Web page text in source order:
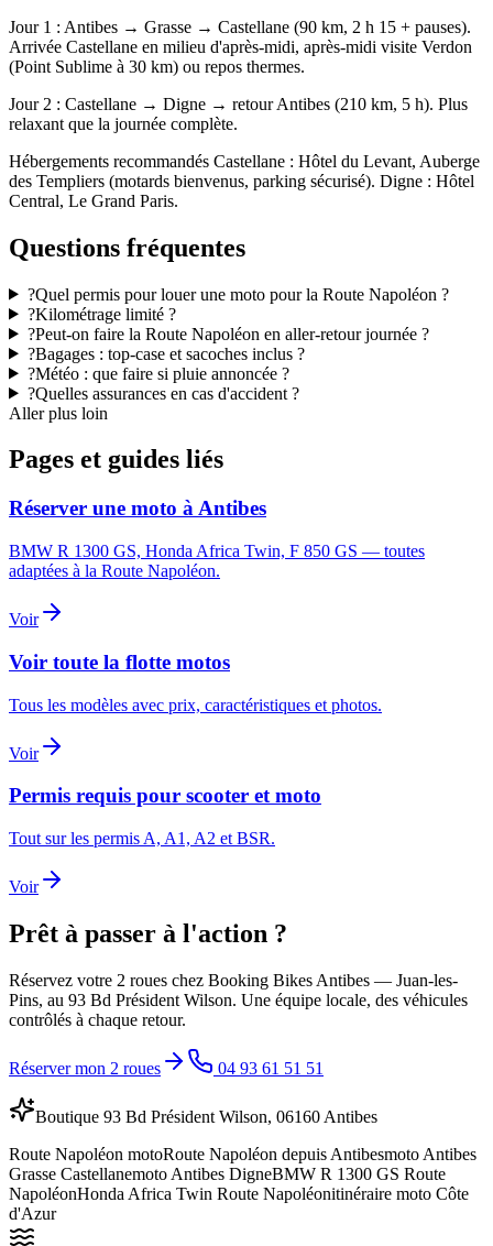
Jour 1 : Antibes → Grasse → Castellane (90 km, 2 h 15 + pauses).
Arrivée Castellane en milieu d'après-midi, après-midi visite Verdon
(Point Sublime à 30 km) ou repos thermes.
Jour 2 : Castellane → Digne → retour Antibes (210 km, 5 h). Plus
relaxant que la journée complète.
Hébergements recommandés Castellane : Hôtel du Levant, Auberge
des Templiers (motards bienvenus, parking sécurisé). Digne : Hôtel
Central, Le Grand Paris.
Questions fréquentes
?Quel permis pour louer une moto pour la Route Napoléon ?
?Kilométrage limité ?
?Peut-on faire la Route Napoléon en aller-retour journée ?
?Bagages : top-case et sacoches inclus ?
?Météo : que faire si pluie annoncée ?
?Quelles assurances en cas d'accident ?
Aller plus loin
Pages et guides liés
Réserver une moto à Antibes
BMW R 1300 GS, Honda Africa Twin, F 850 GS — toutes
adaptées à la Route Napoléon.
Voir
Voir toute la flotte motos
Tous les modèles avec prix, caractéristiques et photos.
Voir
Permis requis pour scooter et moto
Tout sur les permis A, A1, A2 et BSR.
Voir
Prêt à passer à l'action ?
Réservez votre 2 roues chez Booking Bikes Antibes — Juan-les-
Pins, au 93 Bd Président Wilson. Une équipe locale, des véhicules
contrôlés à chaque retour.
Réserver mon 2 roues 04 93 61 51 51
Boutique 93 Bd Président Wilson, 06160 Antibes
Route Napoléon motoRoute Napoléon depuis Antibesmoto Antibes
Grasse Castellanemoto Antibes DigneBMW R 1300 GS Route
NapoléonHonda Africa Twin Route Napoléonitinéraire moto Côte
d'Azur